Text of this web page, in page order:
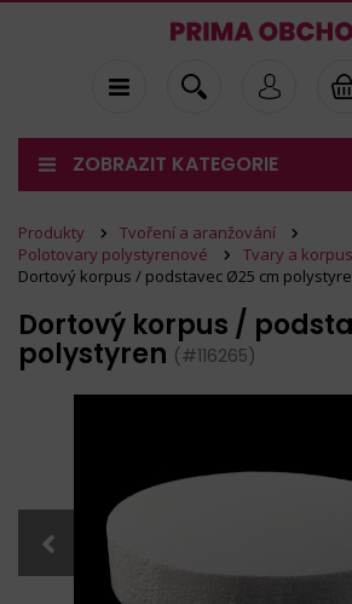
ZOBRAZIT KATEGORIE
Produkty
Tvoření a aranžování
Polotovary polystyrenové
Tvary a
Dortový korpus / podstavec Ø25 cm
Dortový korpus /
polystyren (#116265)